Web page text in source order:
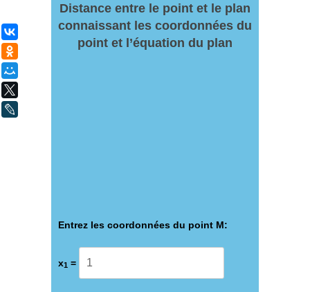
Distance entre le point et le plan
connaissant les coordonnées du
point et l’équation du plan
Entrez les coordonnées du point M:
x1 =
ВКонтакте
Одноклассники